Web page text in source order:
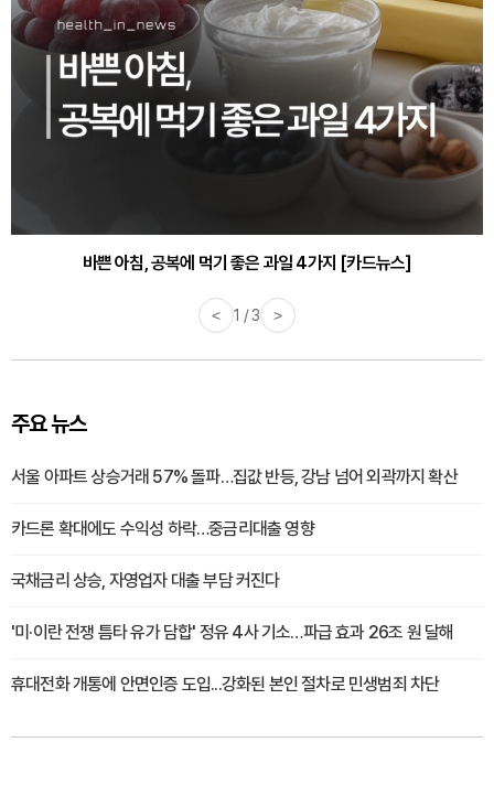
바쁜 아침, 공복에 먹기 좋은 과일 4가지 [카드뉴스]
< 1 / 3 >
주요 뉴스
서울 아파트 상승거래 57% 돌파…집값 반등, 강남 넘어 외곽까지 확산
카드론 확대에도 수익성 하락…중금리대출 영향
국채금리 상승, 자영업자 대출 부담 커진다
'미·이란 전쟁 틈타 유가 담합' 정유 4사 기소…파급 효과 26조 원 달해
휴대전화 개통에 안면인증 도입...강화된 본인 절차로 민생범죄 차단